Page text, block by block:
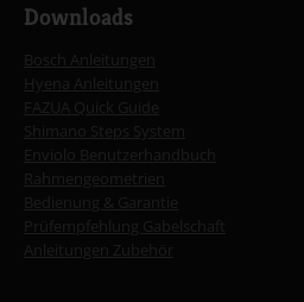
Downloads
Bosch Anleitungen
Hyena Anleitungen
FAZUA Quick Guide
Shimano Steps System
Enviolo Benutzerhandbuch
Rahmengeometrien
Bedienung & Garantie
Prüfempfehlung Gabelschaft
Anleitungen Zubehör